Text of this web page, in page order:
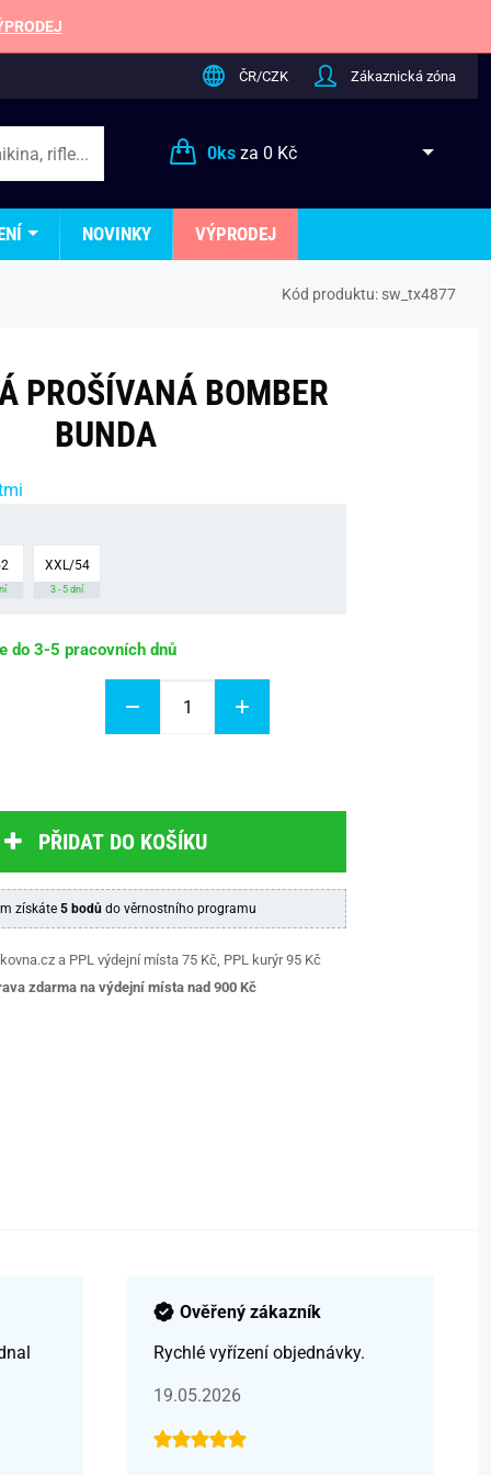
ČR/CZK Zákaznická zóna
0ksza 0 Kč
NOVINKY VÝPRODEJ
Kód produktu: sw_tx4877
PROŠÍVANÁ BOMBER
BUNDA
XXL/54
3 - 5 dní
do 3-5 pracovních dnů
PŘIDAT DO KOŠÍKU
získáte 5 bodů do věrnostního programu
a PPL výdejní místa 75 Kč, PPL kurýr 95 Kč
zdarma na výdejní místa nad 900 Kč
Ověřený zákazník
Rychlé vyřízení objednávky.
19.05.2026